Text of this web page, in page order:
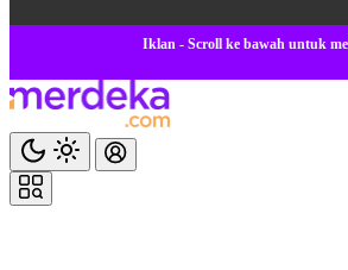
Iklan - Scroll ke bawah untuk